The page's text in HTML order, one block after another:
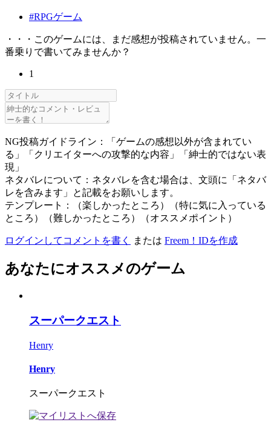
#RPGゲーム
・・・このゲームには、まだ感想が投稿されていません。一
番乗りで書いてみませんか？
1
NG投稿ガイドライン：「ゲームの感想以外が含まれてい
る」「クリエイターへの攻撃的な内容」「紳士的ではない表
現」
ネタバレについて：ネタバレを含む場合は、文頭に「ネタバ
レを含みます」と記載をお願いします。
テンプレート：（楽しかったところ）（特に気に入っている
ところ）（難しかったところ）（オススメポイント）
ログインしてコメントを書く または Freem！IDを作成
あなたにオススメのゲーム
スーパークエスト
Henry
Henry
スーパークエスト